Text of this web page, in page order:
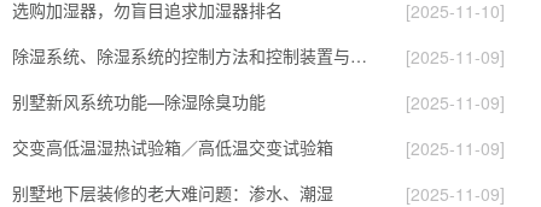
选购加湿器，勿盲目追求加湿器排名
[2025-11-10]
除湿系统、除湿系统的控制方法和控制装置与流程
[2025-11-09]
别墅新风系统功能—除湿除臭功能
[2025-11-09]
交变高低温湿热试验箱／高低温交变试验箱
[2025-11-09]
别墅地下层装修的老大难问题：渗水、潮湿
[2025-11-09]